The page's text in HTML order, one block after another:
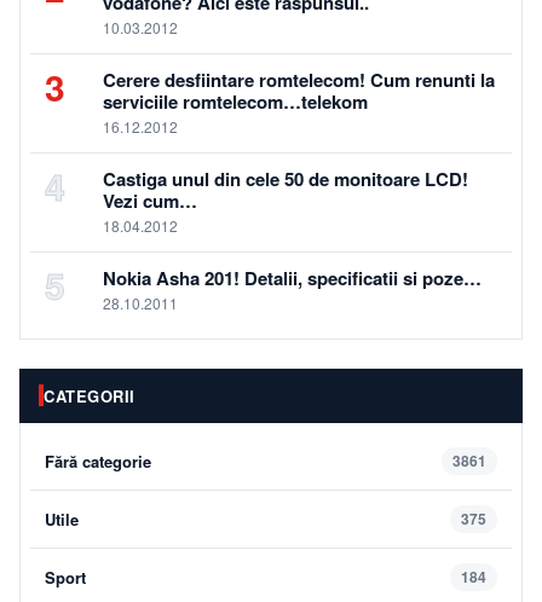
10.03.2012
3
Cerere desfiintare romtelecom! Cum renunti la
serviciile romtelecom…telekom
16.12.2012
4
Castiga unul din cele 50 de monitoare LCD!
Vezi cum…
18.04.2012
5 Nokia Asha 201! Detalii, specificatii si poze…
28.10.2011
CATEGORII
Fără categorie 3861
Utile 375
Sport 184